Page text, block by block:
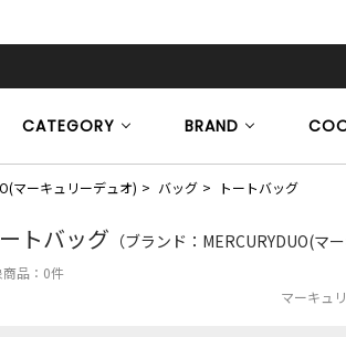
CATEGORY BRAND
マーキュリーデュオ) バッグ トートバッグ
トバッグ （ブランド：MERCURYDUO(マ
品： 0件
マーキュ